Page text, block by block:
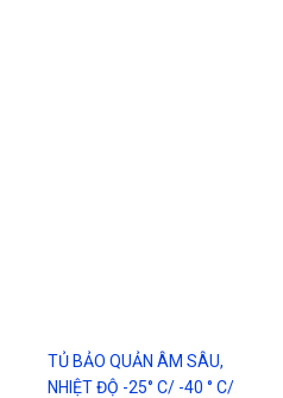
TỦ BẢO QUẢN ÂM SÂU,
NHIỆT ĐỘ -25° C/ -40 ° C/